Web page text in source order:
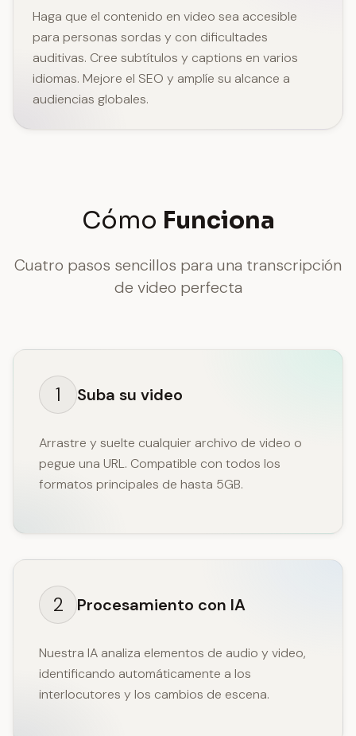
Haga que el contenido en video sea accesible
para personas sordas y con dificultades
auditivas. Cree subtítulos y captions en varios
idiomas. Mejore el SEO y amplíe su alcance a
audiencias globales.
Cómo Funciona
Cuatro pasos sencillos para una transcripción
de video perfecta
1 Suba su video
Arrastre y suelte cualquier archivo de video o
pegue una URL. Compatible con todos los
formatos principales de hasta 5GB.
2 Procesamiento con IA
Nuestra IA analiza elementos de audio y video,
identificando automáticamente a los
interlocutores y los cambios de escena.